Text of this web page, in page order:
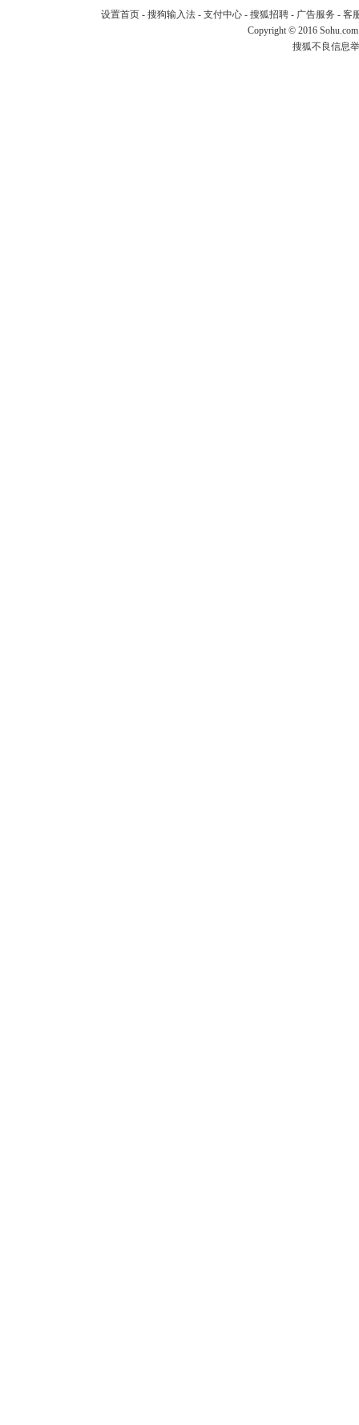
设置首页- 搜狗输入法- 支付中心- 搜狐招聘- 广告服务 - 客
Copyright © 2016
搜狐不良信息